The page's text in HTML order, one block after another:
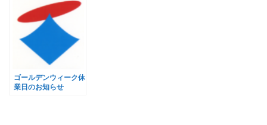
ゴールデンウィーク休
業日のお知らせ